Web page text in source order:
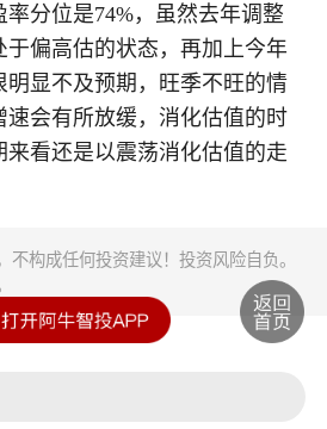
分位是74%，虽然去年调整
于偏高估的状态，再加上今年
明显不及预期，旺季不旺的情
速会有所放缓，消化估值的时
来看还是以震荡消化估值的走
构成任何投资建议！投资风险自负。